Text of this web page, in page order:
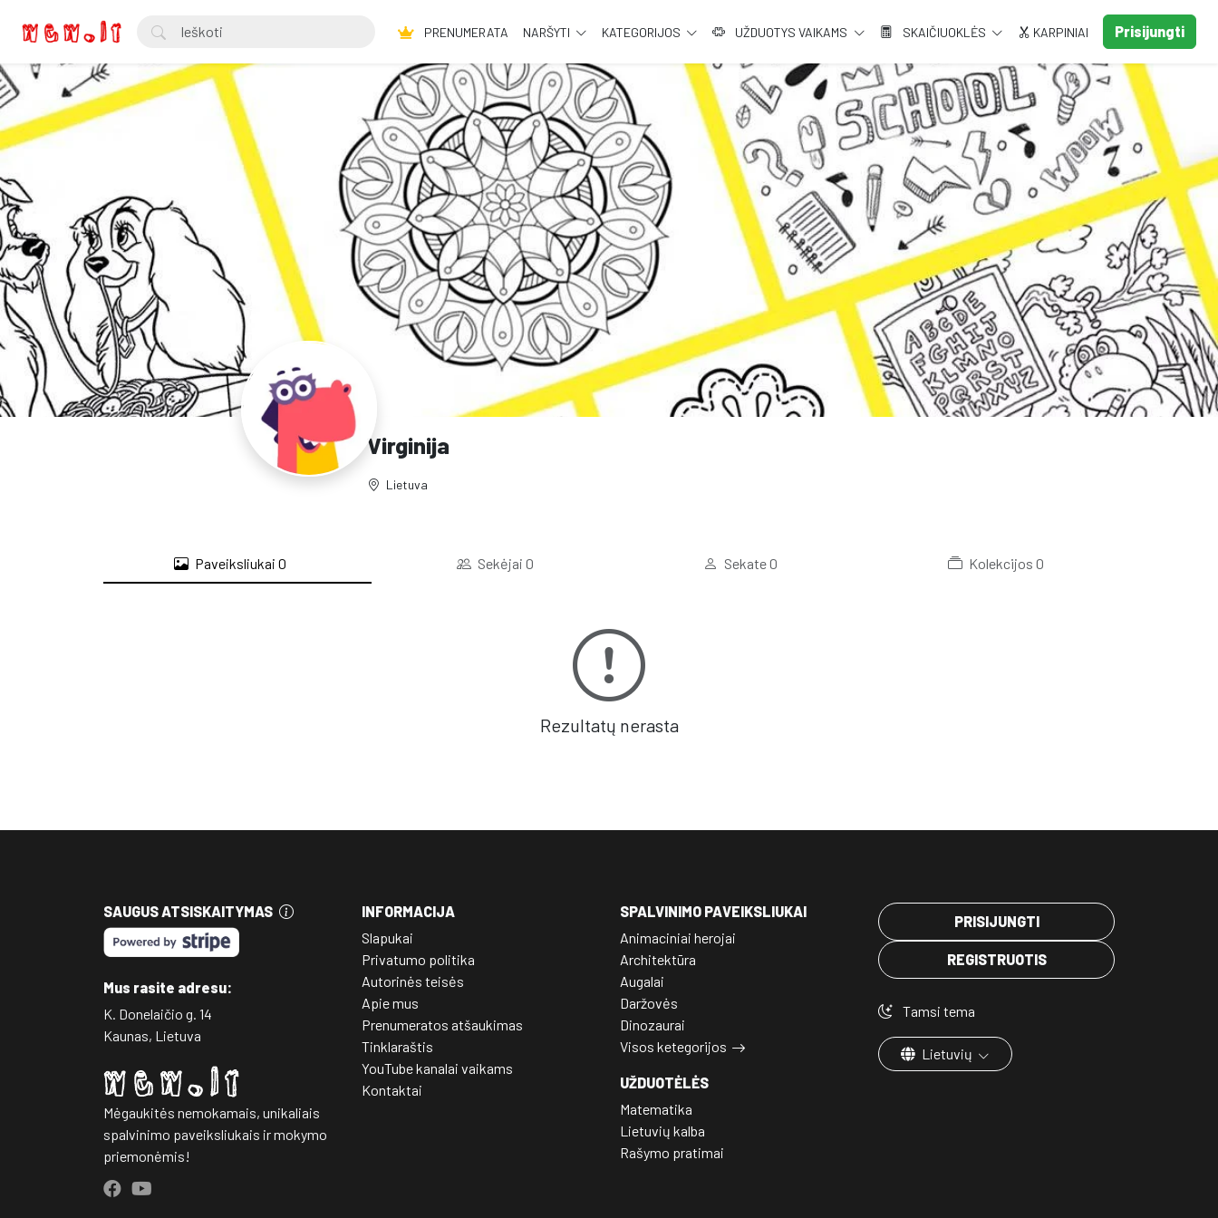
PRENUMERATA NARŠYTI KATEGORIJOS UŽDUOTYS VAIKAMS SKAIČIUOKLĖS KARPINIAI Prisijungti
Virginija
Lietuva
Paveiksliukai 0 Sekėjai 0 Sekate0 Kolekcijos0
Rezultatų nerasta
SAUGUS ATSISKAITYMAS
Mus rasite adresu:
K. Donelaičio g. 14
Kaunas, Lietuva
Mėgaukitės nemokamais, unikaliais
spalvinimo paveiksliukais ir mokymo
priemonėmis!
INFORMACIJA
Slapukai
Privatumo politika
Autorinės teisės
Apie mus
Prenumeratos atšaukimas
Tinklaraštis
YouTube kanalai vaikams
Kontaktai
SPALVINIMO PAVEIKSLIUKAI
Animaciniai herojai
Architektūra
Augalai
Daržovės
Dinozaurai
Visos ketegorijos
UŽDUOTĖLĖS
Matematika
Lietuvių kalba
Rašymo pratimai
PRISIJUNGTI
REGISTRUOTIS
Tamsi tema
Lietuvių